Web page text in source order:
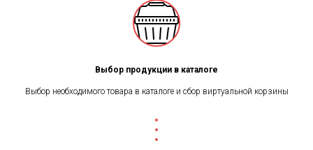
Выбор продукции в каталоге
Выбор необходимого товара в каталоге и сбор виртуальной корзины